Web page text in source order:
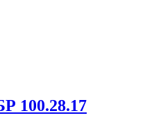
100.28.17